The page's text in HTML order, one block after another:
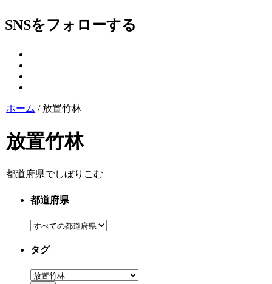
SNSをフォローする
ホーム /放置竹林
放置竹林
都道府県でしぼりこむ
都道府県
タグ